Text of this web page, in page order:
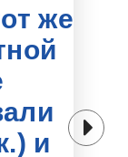
до 2,6
до 89.